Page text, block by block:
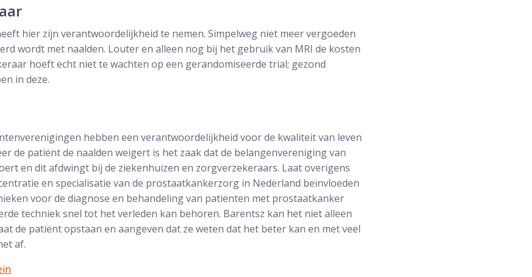
hier zijn verantwoordelijkheid te nemen. Simpelweg niet meer vergoeden
wordt met naalden. Louter en alleen nog bij het gebruik van MRI de kosten
hoeft echt niet te wachten op een gerandomiseerde trial; gezond
in deze.
hebben een verantwoordelijkheid voor de kwaliteit van leven
de patiënt de naalden weigert is het zaak dat de belangenvereniging van
en dit afdwingt bij de ziekenhuizen en zorgverzekeraars. Laat overigens
en specialisatie van de prostaatkankerzorg in Nederland beïnvloeden
voor de diagnose en behandeling van patiënten met prostaatkanker
techniek snel tot het verleden kan behoren. Barentsz kan het niet alleen
de patiënt opstaan en aangeven dat ze weten dat het beter kan en met veel
af.